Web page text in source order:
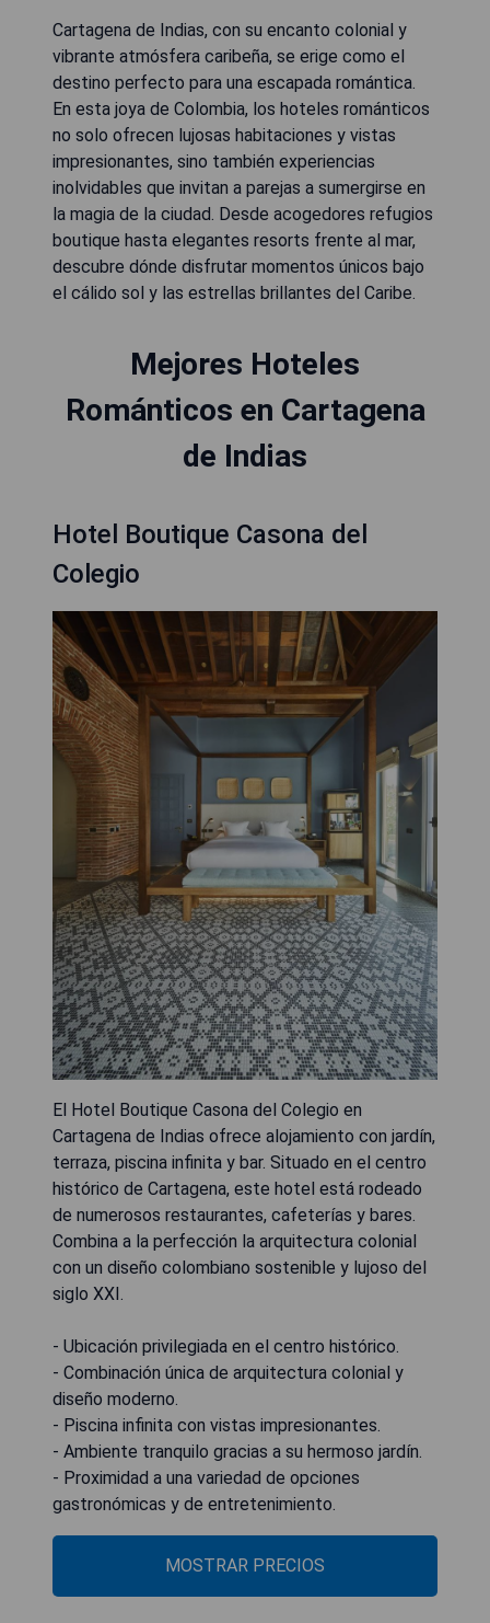
Cartagena de Indias, con su encanto colonial y
vibrante atmósfera caribeña, se erige como el
destino perfecto para una escapada romántica.
En esta joya de Colombia, los hoteles románticos
no solo ofrecen lujosas habitaciones y vistas
impresionantes, sino también experiencias
inolvidables que invitan a parejas a sumergirse en
la magia de la ciudad. Desde acogedores refugios
boutique hasta elegantes resorts frente al mar,
descubre dónde disfrutar momentos únicos bajo
el cálido sol y las estrellas brillantes del Caribe.
Mejores Hoteles
Románticos en Cartagena
de Indias
Hotel Boutique Casona del
Colegio
El Hotel Boutique Casona del Colegio en
Cartagena de Indias ofrece alojamiento con jardín,
terraza, piscina infinita y bar. Situado en el centro
histórico de Cartagena, este hotel está rodeado
de numerosos restaurantes, cafeterías y bares.
Combina a la perfección la arquitectura colonial
con un diseño colombiano sostenible y lujoso del
siglo XXI.
- Ubicación privilegiada en el centro histórico.
- Combinación única de arquitectura colonial y
diseño moderno.
- Piscina infinita con vistas impresionantes.
- Ambiente tranquilo gracias a su hermoso jardín.
- Proximidad a una variedad de opciones
gastronómicas y de entretenimiento.
MOSTRAR PRECIOS